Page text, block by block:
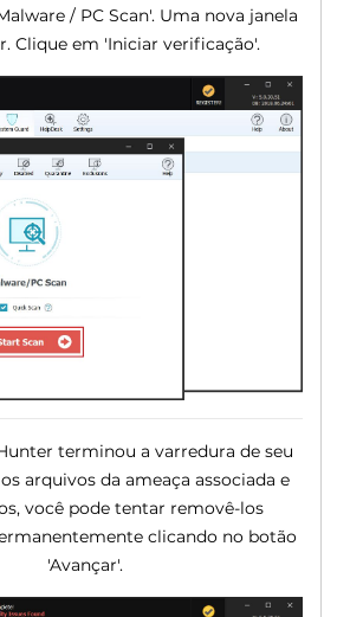
/ PC Scan'. Uma nova janela
Clique em 'Iniciar verificação'.
terminou a varredura de seu
arquivos da ameaça associada e
você pode tentar removê-los
clicando no botão
'Avançar'.